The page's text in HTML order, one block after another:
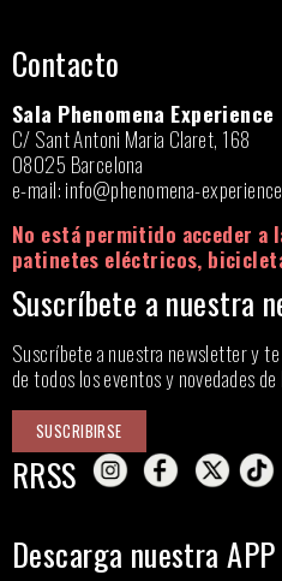
Contacto
Sala Phenomena Experience
C/ Sant Antoni Maria Claret, 168
08025 Barcelona
e-mail:info@phenomena-
No está permitido acceder a
patinetes eléctricos,
Suscríbete a nuestra
Suscríbete a nuestra newsletter y
de todos los eventos y novedades
SUSCRIBIRSE
RRSS
Descarga nuestra APP